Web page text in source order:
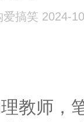
爱搞笑 2024-
教师，